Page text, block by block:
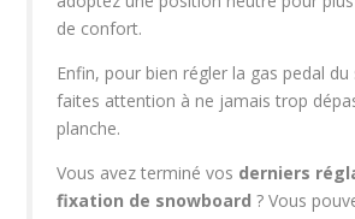
de confort.
Enfin, pour bien régler la gas pedal
faites attention à ne jamais trop
planche.
Vous avez terminé vos derniers
fixation de snowboard ? Vous